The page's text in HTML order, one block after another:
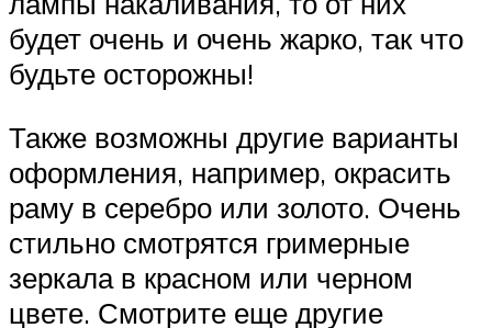
будет очень и очень жарко, так что
будьте осторожны!
Также возможны другие варианты
оформления, например, окрасить
раму в серебро или золото. Очень
стильно смотрятся гримерные
зеркала в красном или черном
цвете. Смотрите еще другие